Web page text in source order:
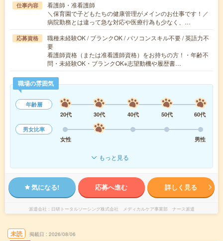
仕事内容
看護師・准看護師
＼保育園で子どもたちの健康管理がメインのお仕事です！／
病院勤務とは違って急な対応や医療行為も少なく、…
応募資格
職種未経験OK / ブランクOK / パソコンスキル不要 / 英語力不
要
看護師資格（または准看護師資格）をお持ちの方！・年齢不
問・未経験OK・ブランクOK※志望動機や履歴書…
職場の雰囲気
年齢層
20代
30代 40代 50代
60代
男女比率
女性
男性
もっと見る
気になる! 応募へ進む 詳しく見る
派遣会社 日研トータルソーシング株式会社 メディカルケア事業部 ナース派遣
未読 掲載日 2026/08/06